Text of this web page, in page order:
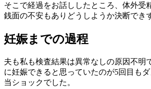
そこで経過をお話ししたところ、体外受
銭面の不安もありどうしようか決断でき
妊娠までの過程
夫も私も検査結果は異常なしの原因不明
に妊娠できると思っていたのが5回目も
当ショックでした。